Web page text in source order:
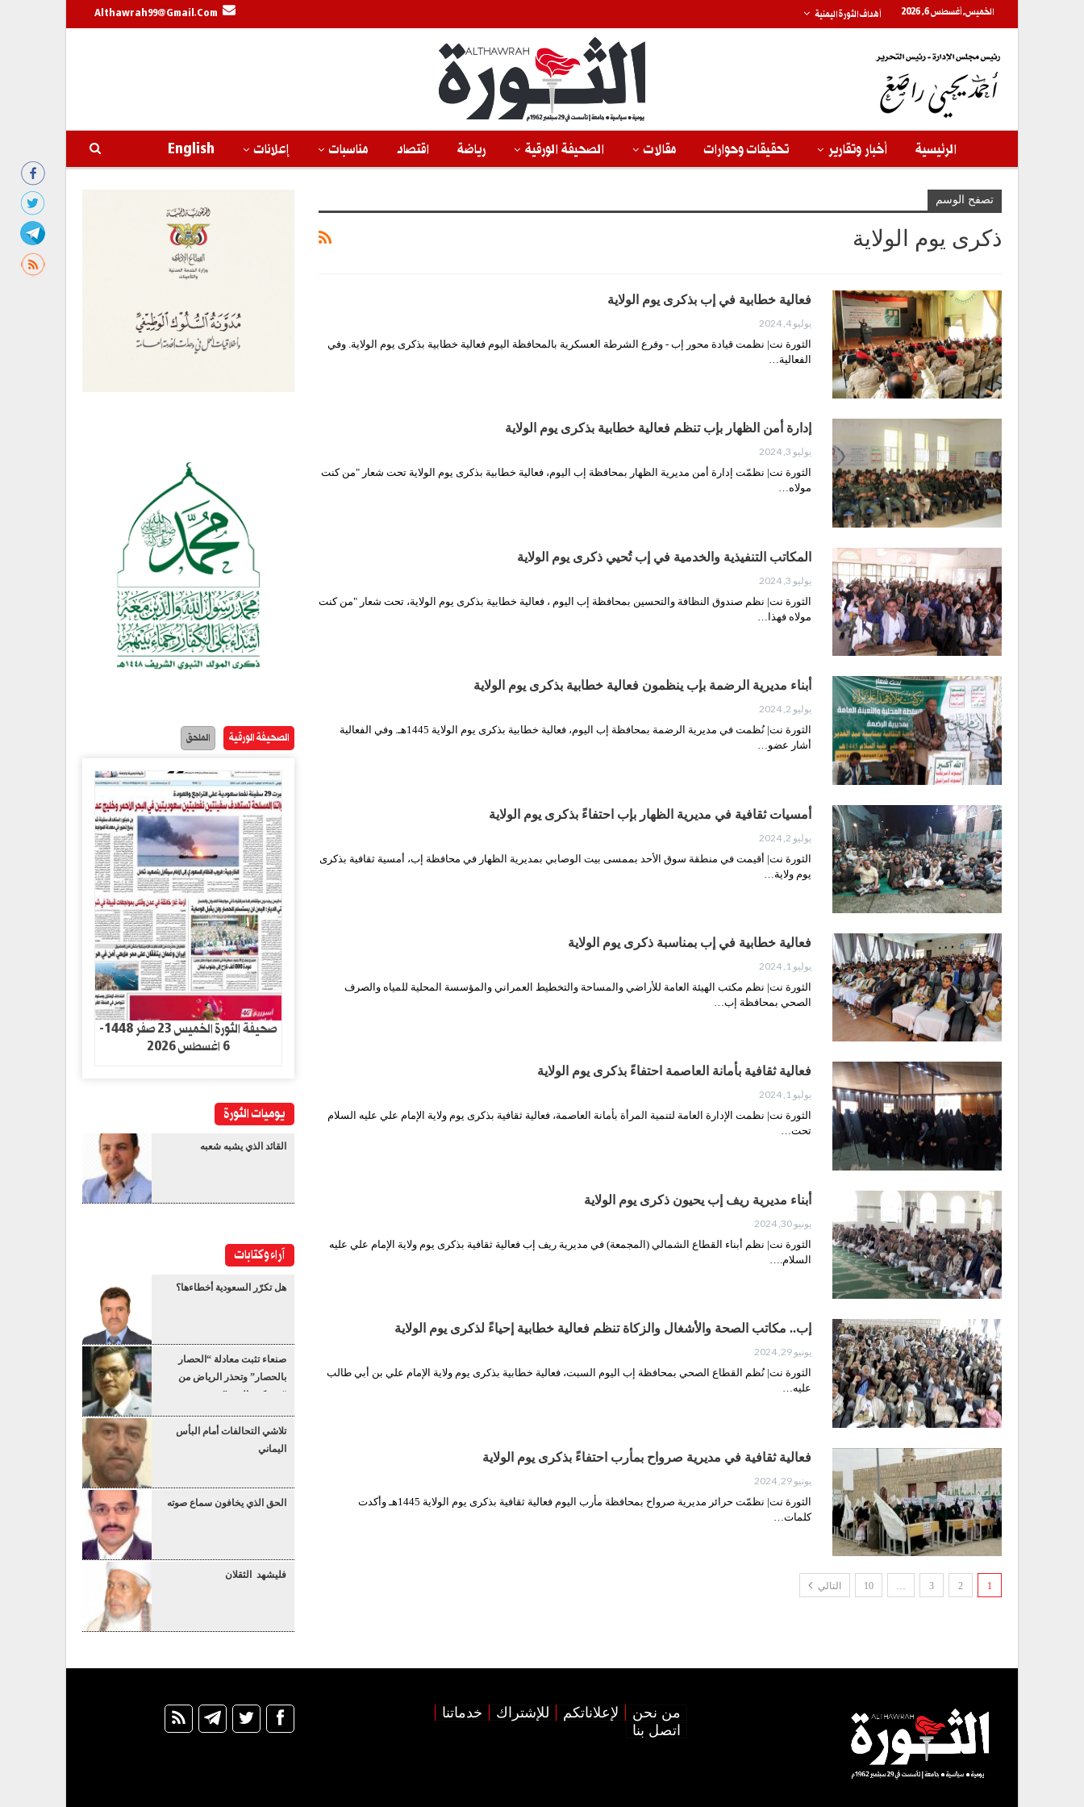
الخميس, أغسطس 6, 2026 أهداف الثورة اليمنية Althawrah99@gmail.com
الرئيسية أخبار وتقارير تحقيقات وحوارات مقالات الصحيفة الورقية رياضة اقتصاد مناسبات إعلانات English
تصفح الوسم
ذكرى يوم الولاية
فعالية خطابية في إب بذكرى يوم الولاية
يوليو 4, 2024
الثورة نت| نظمت قيادة محور إب - وفرع الشرطة العسكرية بالمحافظة اليوم فعالية خطابية بذكرى يوم الولاية. وفي
الفعالية…
إدارة أمن الظهار بإب تنظم فعالية خطابية بذكرى يوم الولاية
يوليو 3, 2024
الثورة نت| نظمّت إدارة أمن مديرية الظهار بمحافظة إب اليوم، فعالية خطابية بذكرى يوم الولاية تحت شعار "من كنت
مولاه…
المكاتب التنفيذية والخدمية في إب تُحيي ذكرى يوم الولاية
يوليو 3, 2024
الثورة نت| نظم صندوق النظافة والتحسين بمحافظة إب اليوم ، فعالية خطابية بذكرى يوم الولاية، تحت شعار "من كنت
مولاه فهذا…
أبناء مديرية الرضمة بإب ينظمون فعالية خطابية بذكرى يوم الولاية
يوليو 2, 2024
الثورة نت| نُظمت في مديرية الرضمة بمحافظة إب اليوم، فعالية خطابية بذكرى يوم الولاية 1445هـ. وفي الفعالية
أشار عضو…
أمسيات ثقافية في مديرية الظهار بإب احتفاءً بذكرى يوم الولاية
يوليو 2, 2024
الثورة نت| أقيمت في منطقة سوق الأحد بممسى بيت الوصابي بمديرية الظهار في محافظة إب، أمسية ثقافية بذكرى
يوم ولاية…
فعالية خطابية في إب بمناسبة ذكرى يوم الولاية
يوليو 1, 2024
الثورة نت| نظم مكتب الهيئة العامة للأراضي والمساحة والتخطيط العمراني والمؤسسة المحلية للمياه والصرف
الصحي بمحافظة إب…
فعالية ثقافية بأمانة العاصمة احتفاءً بذكرى يوم الولاية
يوليو 1, 2024
الثورة نت| نظمت الإدارة العامة لتنمية المرأة بأمانة العاصمة، فعالية ثقافية بذكرى يوم ولاية الإمام علي عليه السلام
تحت…
أبناء مديرية ريف إب يحيون ذكرى يوم الولاية
يونيو 30, 2024
الثورة نت| نظم أبناء القطاع الشمالي (المجمعة) في مديرية ريف إب فعالية ثقافية بذكرى يوم ولاية الإمام علي عليه
السلام.…
إب.. مكاتب الصحة والأشغال والزكاة تنظم فعالية خطابية إحياءً لذكرى يوم الولاية
يونيو 29, 2024
الثورة نت| نُظم القطاع الصحي بمحافظة إب اليوم السبت، فعالية خطابية بذكرى يوم ولاية الإمام علي بن أبي طالب
عليه…
فعالية ثقافية في مديرية صرواح بمأرب احتفاءً بذكرى يوم الولاية
يونيو 29, 2024
الثورة نت| نظمّت حرائر مديرية صرواح بمحافظة مأرب اليوم فعالية ثقافية بذكرى يوم الولاية 1445هـ وأكدت
كلمات…
1
2
3
…
10 التالي
الصحيفة الورقية الملحق
صحيفة الثورة الخميس 23 صفر 1448-
6 اغسطس 2026
يوميات الثورة
القائد الذي يشبه شعبه
آراء وكتابات
هل تكرّر السعودية أخطاءها؟
صنعاء تثبت معادلة “الحصار
بالحصار” وتحذر الرياض من
“عسكرة البحر”
تلاشي التحالفات أمام البأس
اليماني
الحق الذي يخافون سماع صوته
فليشهد الثقلان
من نحن لإعلاناتكم للإشتراك
خدماتنا
اتصل بنا